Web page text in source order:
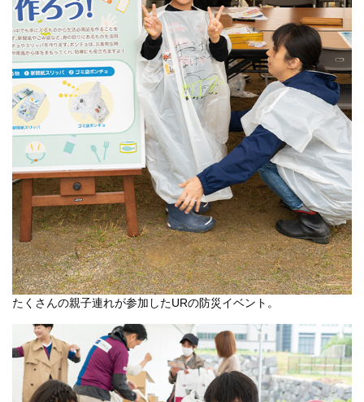
たくさんの親子連れが参加したURの防災イベント。